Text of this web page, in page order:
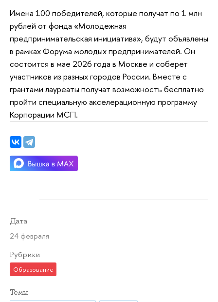
Имена 100 победителей, которые получат по 1 млн
рублей от фонда «Молодежная
предпринимательская инициатива», будут объявлены
в рамках Форума молодых предпринимателей. Он
состоится в мае 2026 года в Москве и соберет
участников из разных городов России. Вместе с
грантами лауреаты получат возможность бесплатно
пройти специальную акселерационную программу
Корпорации МСП.
Дата
24 февраля
Рубрики
Образование
Темы